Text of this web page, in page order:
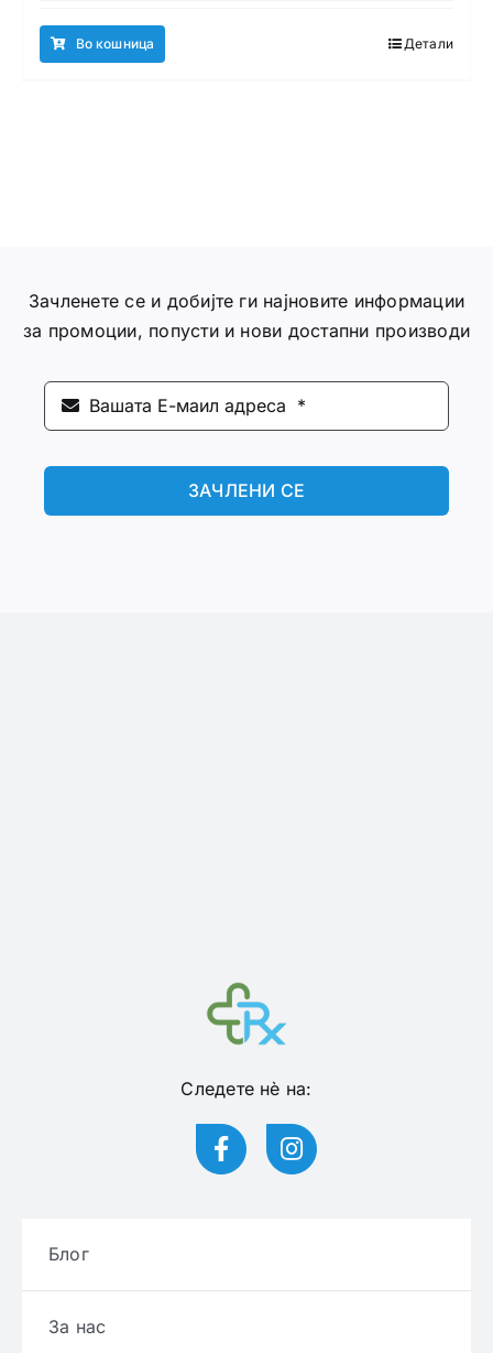
Во кошница Детали
Зачленете се и добијте ги најновите информации
за промоции, попусти и нови достапни производи
ЗАЧЛЕНИ СЕ
Следете нѐ на:
Блог
За нас